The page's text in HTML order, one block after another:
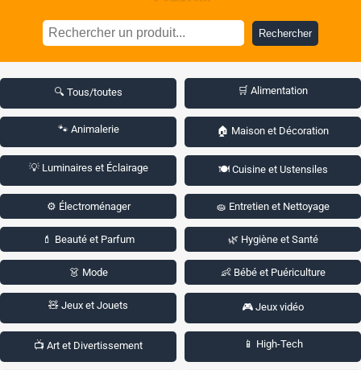
Rechercher
🔍 Tous/toutes 🛒 Alimentation
🐾 Animalerie 🏠 Maison et Décoration
💡 Luminaires et Éclairage 🍽️ Cuisine et Ustensiles
⚙️ Électroménager 🧽 Entretien et Nettoyage
💄 Beauté et Parfum 🌿 Hygiène et Santé
👗 Mode 👶 Bébé et Puériculture
🧸 Jeux et Jouets 🎮 Jeux vidéo
📺 Art et Divertissement 📱 High-Tech